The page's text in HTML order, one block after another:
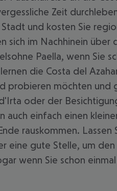
Zeit
und kosten Sie
sich im Nachhinein über
Paella, wenn Sie
die Costa del
probieren möchten und
oder der
auch einfach einen
rauskommen.
eine gute Stelle, um
wenn Sie schon